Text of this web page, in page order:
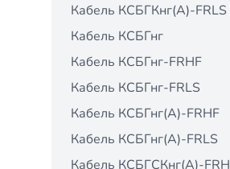
Кабель КСБГКнг(А)-FRLS
Кабель КСБГнг
Кабель КСБГнг-FRHF
Кабель КСБГнг-FRLS
Кабель КСБГнг(А)-FRHF
Кабель КСБГнг(А)-FRLS
Кабель КСБГСКнг(А)-